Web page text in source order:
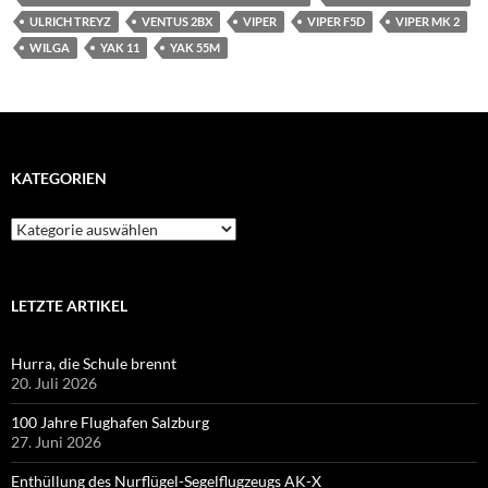
ULRICH TREYZ
VENTUS 2BX VIPER VIPER F5D
VIPER MK 2
WILGA
YAK 11 YAK 55M
KATEGORIEN
Kategorien
LETZTE ARTIKEL
Hurra, die Schule brennt
20. Juli 2026
100 Jahre Flughafen Salzburg
27. Juni 2026
Enthüllung des Nurflügel-Segelflugzeugs AK-X